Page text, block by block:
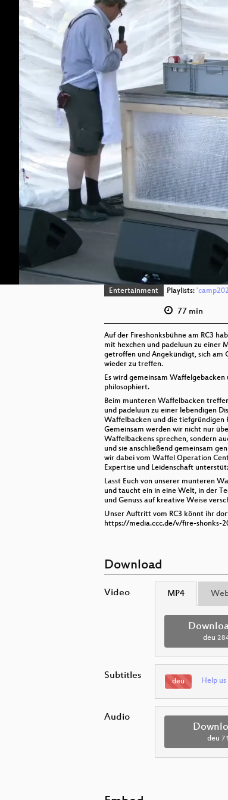
Entertainment Playlists:
77 min
Auf der Fireshonksbühne am RC3
mit hexchen und padeluun zu einer
getroffen und Angekündigt, sich am
wieder zu treffen.
Es wird gemeinsam
philosophiert.
Beim munteren Waffelbacken
und padeluun zu einer lebendigen
Waffelbacken und die tiefgründigen
Gemeinsam werden wir nicht nur
Waffelbackens sprechen, sondern
und sie anschließend gemeinsam
wir dabei vom Waffel Operation
Expertise und Leidenschaft
Lasst Euch von unserer munteren
und taucht ein in eine Welt, in der
und Genuss auf kreative Weise
Unser Auftritt vom RC3 könnt ihr
https://media.ccc.de/v/fire-shonks-
Download
Video MP4
deu
Subtitles deu Help
Audio
deu